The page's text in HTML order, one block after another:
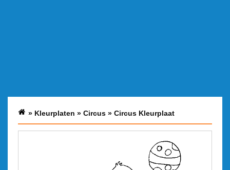
» Kleurplaten » Circus » Circus Kleurplaat